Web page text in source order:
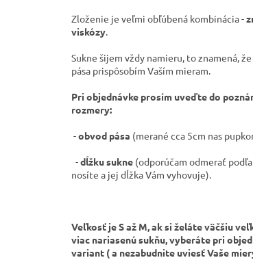
Zloženie je veľmi obľúbená kombinácia -
viskózy.
Sukne šijem vždy namieru, to znamená,
pása prispôsobím Vaším mieram.
Pri objednávke prosím uveďte do
rozmery:
-obvod pása (merané cca 5cm nas
-dĺžku sukne(odporúčam odmerať
nosíte a jej dĺžka Vám vyhovuje).
Veľkosť je S až M, ak si želáte väčšiu
viac nariasenú sukňu, vyberáte pri
variant ( a nezabudnite uviesť Vaše